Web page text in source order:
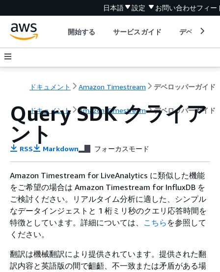
日本語 設定 お問い合わせフィー
開始する サービスガイド デベロッパ
ドキュメント Amazon Timestream デベロッパーガイド
ドキュメント Amazon Timestream デベロッパーガイド
Query SDK クライア
ント
RSS Markdown フォーカスモード
Amazon Timestream for LiveAnalytics に類似した機能
をご希望の場合は Amazon Timestream for InfluxDB を
ご検討ください。リアルタイム分析に適した、シンプル
なデータインジェストと 1 桁ミリ秒のクエリ応答時間を
特徴としています。詳細については、 こちら を参照して
ください。
翻訳は機械翻訳により提供されています。提供された翻
訳内容と英語版の間で齟齬、不一致または矛盾がある場